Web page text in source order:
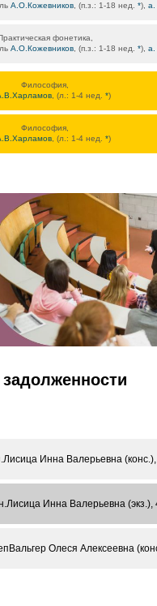
А.О.Кожевников , (п.з.: 1-18 нед. *), а.
фонетика,
А.О.Кожевников , (п.з.: 1-18 нед. *), а.
Философия,
, (л.: 1-4 нед. *)
Философия,
, (л.: 1-4 нед. *)
Инна Валерьевна
Инна Валерьевна
Олеся Алексеевна